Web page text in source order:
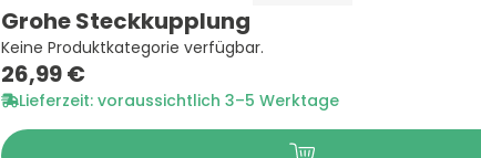
Grohe Steckkupplung
Keine Produktkategorie verfügbar.
26,99 €
Lieferzeit: voraussichtlich 3–5 Werktage